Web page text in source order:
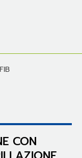
CON